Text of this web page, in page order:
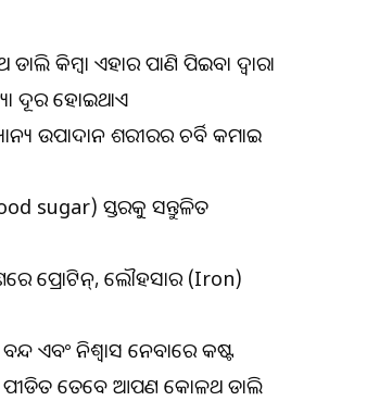
କିମ୍ବା ଏହାର ପାଣି ପିଇବା ଦ୍ୱାରା
ଦୂର ହୋଇଥାଏ
ଉପାଦାନ ଶରୀରର ଚର୍ବି କମାଇ
sugar) ସ୍ତରକୁ ସନ୍ତୁଳିତ
ପ୍ରୋଟିନ୍‌, ଲୌହସାର (Iron)
ଏବଂ ନିଶ୍ୱାସ ନେବାରେ କଷ୍ଟ
ପୀଡିତ ତେବେ ଆପଣ କୋଳଥ ଡାଲି